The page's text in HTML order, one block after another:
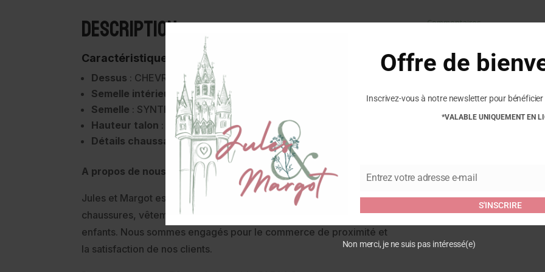
Description
Caractéristiques :
Dessus : CHEVRE VELOURS
Semelle intérieure : CUIR
Semelle : SYNTHETIQUE
Hauteur talon : – de 1 cm
Détails chaussant: Ce modèle chausse normalement
A propos de nous:
Jules et Margot est une boutique éthique et responsable de
chaussures, vêtements et accessoires, pour hommes, femmes et
enfants. Nous sommes engagés pour le commerce de proximité et
la satisfaction de nos clients.
Commentaires
Soyez le premier à laisser
Jeans”
Offre de
Inscrivez-vous à notre newsletter pour
*VALABLE UNIQUEMENT EN
Email
Entrez votre adresse e-mail
S'INSCRIRE
Non merci, je ne suis pas intéressé(e)